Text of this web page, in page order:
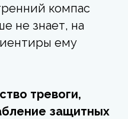
компас
не знает, на
ему
тревоги,
защитных